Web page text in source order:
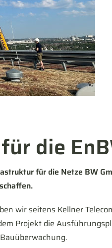
die
für die Netze BW
wir seitens Kellner
Projekt die